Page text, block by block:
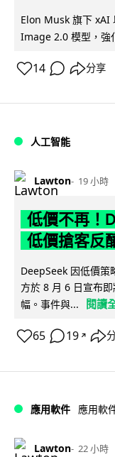
Elon Musk 旗下 xAI
Image 2.0 模型，強
14 分享
人工智能
Lawton 19 小時
低價不再！
低價搶客反
DeepSeek 因低價策
方於 8 月 6 日宣布
幅。事件與...
閱讀
65 19 ↗
應用軟件 應用軟
Lawton 22 小時